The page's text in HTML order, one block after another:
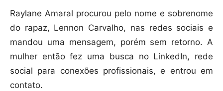
Raylane Amaral procurou pelo nome e sobrenome
do rapaz, Lennon Carvalho, nas redes sociais e
mandou uma mensagem, porém sem retorno. A
mulher então fez uma busca no LinkedIn, rede
social para conexões profissionais, e entrou em
contato.